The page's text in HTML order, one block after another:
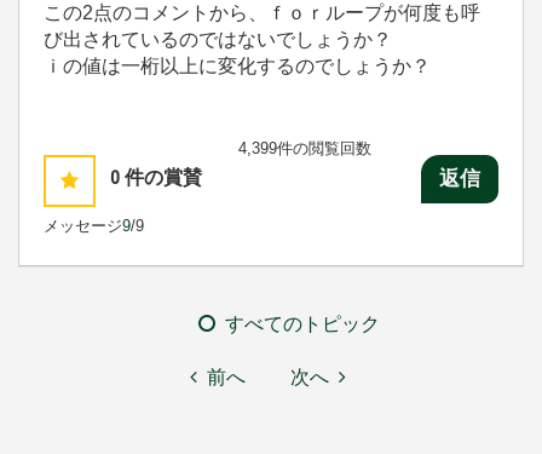
この2点のコメントから、ｆｏｒループが何度も呼
び出されているのではないでしょうか？
ｉの値は一桁以上に変化するのでしょうか？
0 件の賞賛
メッセージ9/9
4,399件の閲覧回数
返信
すべてのトピック
前へ 次へ